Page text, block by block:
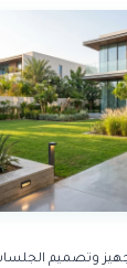
وتصميم الجلسات